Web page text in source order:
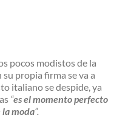
pocos modistos de la
propia firma se va a
italiano se despide, ya
“es el momento perfecto
la moda”.